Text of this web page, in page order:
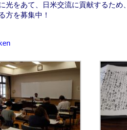
光をあて、日米交流に貢献するため、
方を募集中！